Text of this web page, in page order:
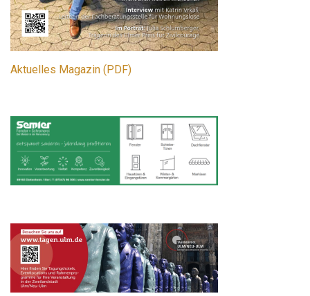
Aktuelles Magazin (PDF)